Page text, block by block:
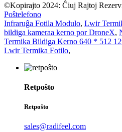
©Kopirajto 2024: Ĉiuj Rajtoj
Poŝtelefono
Infraruĝa Fotila Modulo, Lwir
bildiga kameraa kerno por DroneX,
Termika Bildiga Kerno 640 * 512
Lwir Termika Fotilo,
Retpoŝto
Retpoŝto
sales@radifeel.com